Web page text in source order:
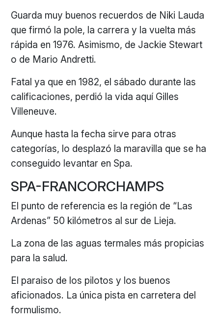
Guarda muy buenos recuerdos de Niki Lauda
que firmó la pole, la carrera y la vuelta más
rápida en 1976. Asimismo, de Jackie Stewart
o de Mario Andretti.
Fatal ya que en 1982, el sábado durante las
calificaciones, perdió la vida aquí Gilles
Villeneuve.
Aunque hasta la fecha sirve para otras
categorías, lo desplazó la maravilla que se ha
conseguido levantar en Spa.
SPA-FRANCORCHAMPS
El punto de referencia es la región de “Las
Ardenas” 50 kilómetros al sur de Lieja.
La zona de las aguas termales más propicias
para la salud.
El paraiso de los pilotos y los buenos
aficionados. La única pista en carretera del
formulismo.